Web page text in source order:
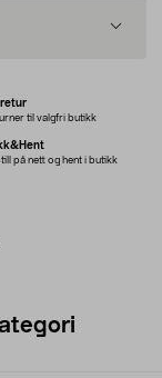
retur
til valgfri butikk
på nett og hent i butikk